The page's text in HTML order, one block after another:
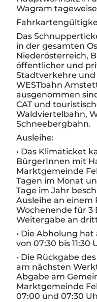
Wagram
Das
in der gesamten
Niederösterreich,
öffentlicher und
Stadtverkehre und
WESTbahn
ausgenommen
CAT und
Waldviertelbahn,
Schneebergbahn.
Ausleihe:
• Das Klimaticket
BürgerInnen mit
Marktgemeinde
Tagen im Monat
Tage im Jahr
Ausleihe an einem
Wochenende für 3
Weitergabe an
• Die Abholung
von 07:30 bis 11:30
• Die Rückgabe
am nächsten
Abgabe am
Marktgemeinde
07:00 und 07:30